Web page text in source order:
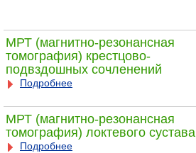
МРТ (магнитно-резонансная
томография) крестцово-
подвздошных сочленений
Подробнее
МРТ (магнитно-резонансная
томография) локтевого сустава
Подробнее